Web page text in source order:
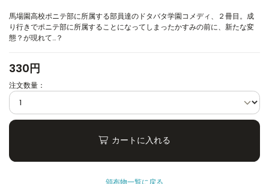
馬場園高校ポニテ部に所属する部員達のドタバタ学園コメディ、２冊目。成
り行きでポニテ部に所属することになってしまったかすみの前に、新たな変
態？が現れて…？
330円
注文数量：
カートに入れる
頒布物一覧に戻る